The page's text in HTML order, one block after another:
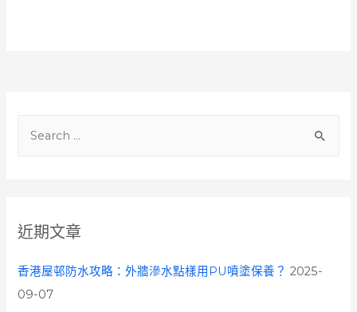
h
f
o
近期文章
香港屋邨防水攻略：外牆滲水點樣用PU噴塗保養？ 2025-
09-07